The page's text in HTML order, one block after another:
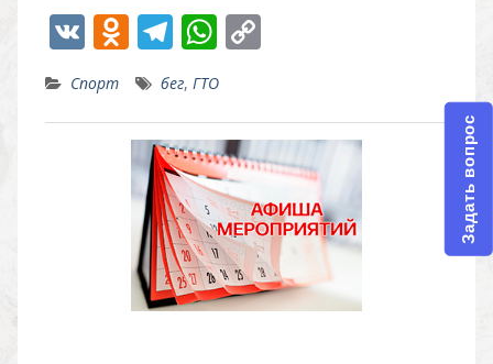
V O
d
n
o
kl
as
s
ni
ki
T
el
e
gr
a
m
W
h
at
s
A
p
p
C
y
Li
n
k
Спорт бег, ГТО
Задать вопрос